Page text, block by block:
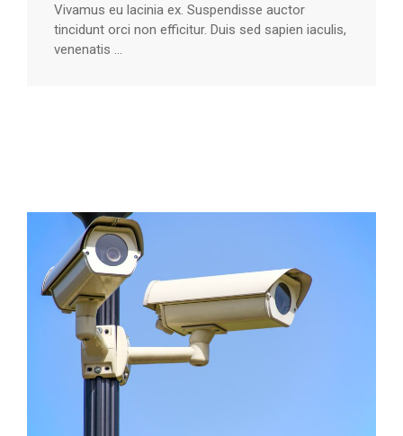
Vivamus eu lacinia ex. Suspendisse auctor
tincidunt orci non efficitur. Duis sed sapien iaculis,
venenatis ...